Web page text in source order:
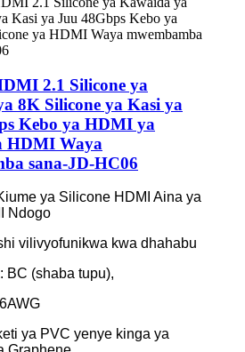
2.1 Silicone ya
8K Silicone ya Kasi ya
Kebo ya HDMI ya
HDMI Waya
sana-JD-HC06
ya Silicone HDMI Aina ya
Ndogo
vilivyofunikwa kwa dhahabu
BC (shaba tupu),
ya PVC yenye kinga ya